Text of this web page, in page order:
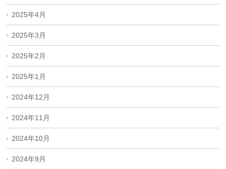
2025年4月
2025年3月
2025年2月
2025年1月
2024年12月
2024年11月
2024年10月
2024年9月